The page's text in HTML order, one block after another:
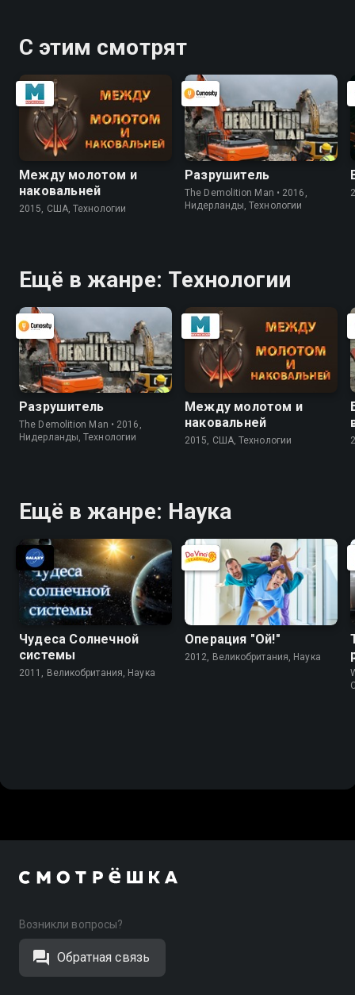
С этим смотрят
Между молотом и
наковальней
2015, США, Технологии
Разрушитель
The Demolition Man • 2016,
Нидерланды, Технологии
Ещё в жанре: Технологии
Разрушитель
The Demolition Man • 2016,
Нидерланды, Технологии
Между молотом и
наковальней
2015, США, Технологии
Ещё в жанре: Наука
Чудеса Солнечной
системы
2011, Великобритания, Наука
Операция "Ой!"
2012, Великобритания, Наука
Возникли вопросы?
Обратная связь